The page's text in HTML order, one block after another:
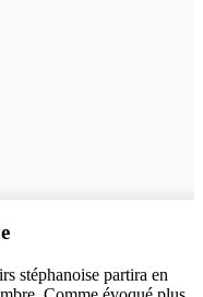
stéphanoise partira en